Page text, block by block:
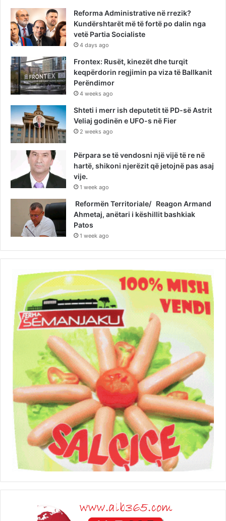
Reforma Administrative në rrezik?
Kundërshtarët më të fortë po dalin nga
vetë Partia Socialiste
4 days ago
Frontex: Rusët, kinezët dhe turqit
keqpërdorin regjimin pa viza të Ballkanit
Perëndimor
4 weeks ago
Shteti i merr ish deputetit të PD-së Astrit
Veliaj godinën e UFO-s në Fier
2 weeks ago
Përpara se të vendosni një vijë të re në
hartë, shikoni njerëzit që jetojnë pas asaj
vije.
1 week ago
Reformën Territoriale/ Reagon Armand
Ahmetaj, anëtari i këshillit bashkiak
Patos
1 week ago